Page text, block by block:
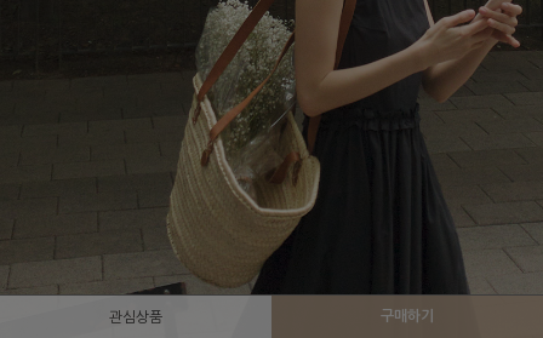
관심상품 구매하기